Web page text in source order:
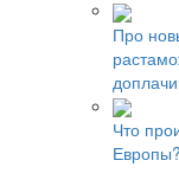
Про
Что